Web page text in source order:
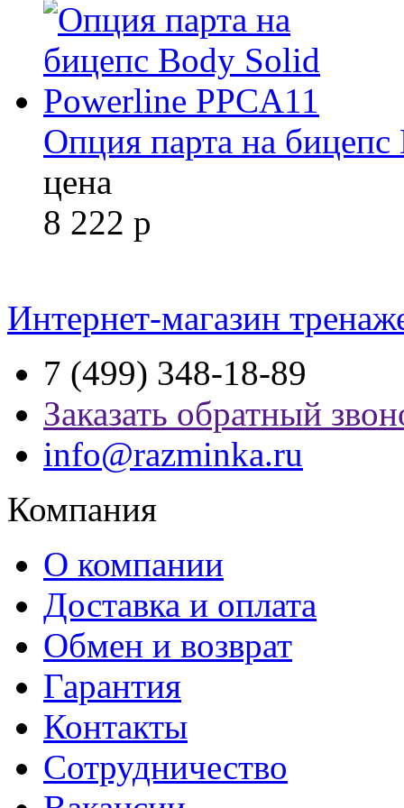
Опция парта на
цена
8 222 р
Интернет-магазин
7 (499) 348-18-89
Заказать обратный
info@razminka.ru
Компания
О компании
Доставка и оплата
Обмен и возврат
Гарантия
Контакты
Сотрудничество